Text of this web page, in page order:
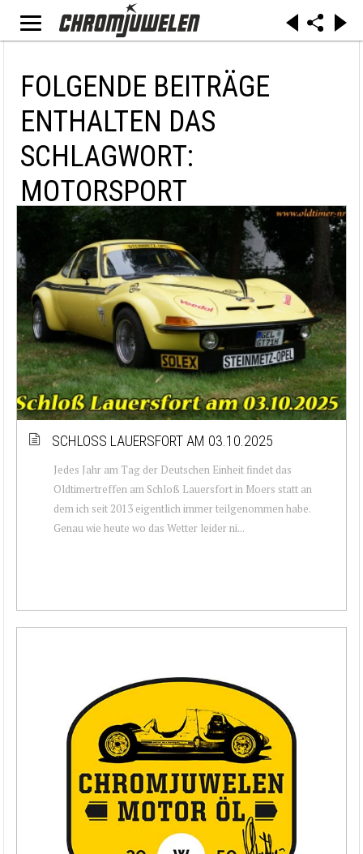
FOLGENDE BEITRÄGE
ENTHALTEN DAS
SCHLAGWORT:
MOTORSPORT
SCHLOSS LAUERSFORT AM 03.10.2025
Jedes Jahr am Tag der Deutschen Einheit findet das
Oldtimertreffen am Schloß Lauersfort in Moers statt an
dem ich seit 2013 eigentlich immer teilgenommen habe.
Genau wie heute wo das Wetter leider ni...